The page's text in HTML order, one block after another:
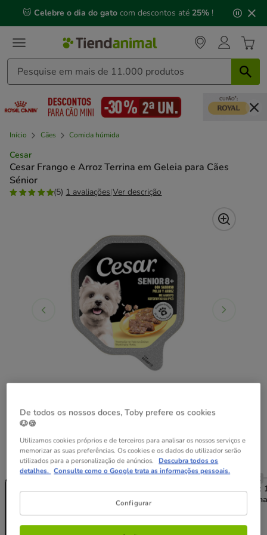
mensagem,
🐱 Celebre o dia do gato com descontos até 25% !
Início Cães Comida húmida
Cesar
Cesar Frango e Arroz Terrina em Geleia para Cães
Sénior
(5) 1 avaliações|Ver descrição
Peso:150 g
150 g
Sem Stock
12 terrinas x 150 g
Sem Stock
(12.35€ / kg)
28 terrinas x
(20 + 8
Sem Stock
De todos os nossos doces, Toby prefere os cookies
🐶🍪
Utilizamos cookies próprios e de terceiros para analisar os nossos serviços e
memorizar as suas preferências. Os cookies e os dados do utilizador serão
utilizados para a personalização de anúncios. Descubra todos os
detalhes. Consulte como o Google trata as informações pessoais.
Configurar